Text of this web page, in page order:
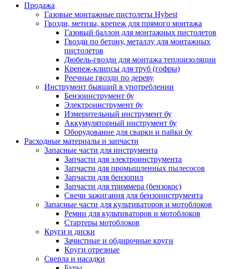
Продажа
Газовые монтажные пистолеты Hybest
Гвозди, метизы, крепеж для прямого монтажа
Газовый баллон для монтажных пистолетов
Гвозди по бетону, металлу для монтажных
пистолетов
Дюбель-гвозди для монтажа теплоизоляции
Крепеж-клипсы для труб (гофры)
Реечные гвозди по дереву
Инструмент бывший в употреблении
Бензоинструмент бу
Электроинструмент бу
Измерительный инструмент бу
Аккумуляторный инструмент бу
Оборудование для сварки и пайки бу
Расходные материалы и запчасти
Запасные части для инструмента
Запчасти для электроинструмента
Запчасти для промышленных пылесосов
Запчасти для бензопил
Запчасти для триммера (бензокос)
Свечи зажигания для бензоинструмента
Запасные части для культиваторов и мотоблоков
Ремни для культиваторов и мотоблоков
Стартеры мотоблоков
Круги и диски
Зачистные и обдирочные круги
Круги отрезные
Сверла и насадки